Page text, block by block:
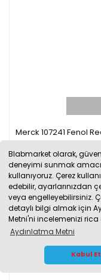
Blabmarket olarak,
deneyimi sunmak
kullanıyoruz. Çerez
edebilir, ayarlarınızdan
veya engelleyebilirsiniz.
detaylı bilgi almak için
Metni'ni incelemenizi rica
Aydınlatma Metni
Kabul Et
Merck 107241 Fenol
WHATSAPP İLETİŞİM